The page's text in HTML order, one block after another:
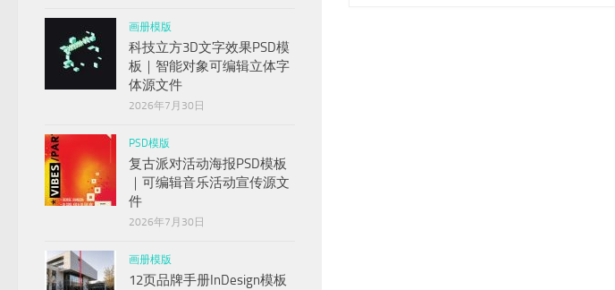
画册模版
科技立方3D文字效果PSD模
板｜智能对象可编辑立体字
体源文件
2026年7月30日
PSD模版
复古派对活动海报PSD模板
｜可编辑音乐活动宣传源文
件
2026年7月30日
画册模版
12页品牌手册InDesign模板